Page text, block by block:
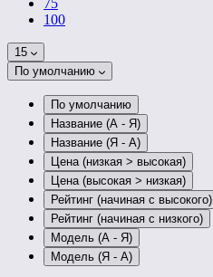
100
15
По умолчанию
По умолчанию
Название (А - Я)
Название (Я - А)
Цена (низкая > высокая)
Цена (высокая > низкая)
Рейтинг (начиная с высокого)
Рейтинг (начиная с низкого)
Модель (А - Я)
Модель (Я - А)